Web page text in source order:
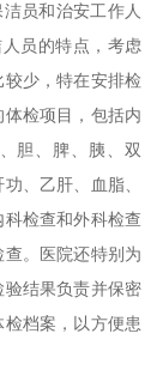
员和治安工作人
员的特点，考虑
少，特在安排检
检项目，包括内
胆、脾、胰、双
、乙肝、血脂、
检查和外科检查
。医院还特别为
结果负责并保密
档案，以方便患